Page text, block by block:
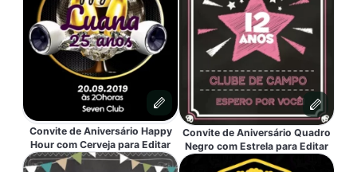
Convite de Aniversário Happy
Hour com Cerveja para Editar
Convite de Aniversário Quadro
Negro com Estrela para Editar